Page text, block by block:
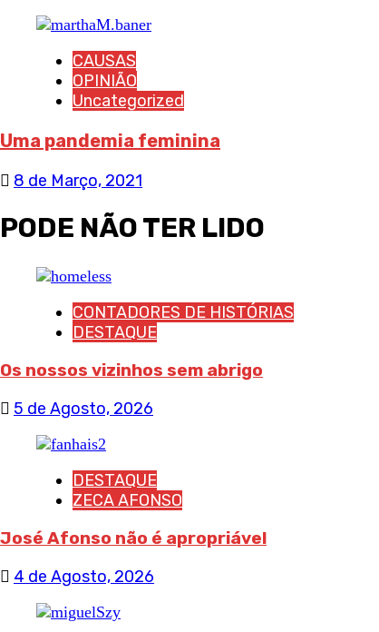
CAUSAS
OPINIÃO
Uncategorized
Uma pandemia feminina
8 de Março, 2021
PODE NÃO TER LIDO
CONTADORES DE HISTÓRIAS
DESTAQUE
Os nossos vizinhos sem abrigo
5 de Agosto, 2026
DESTAQUE
ZECA AFONSO
José Afonso não é apropriável
4 de Agosto, 2026